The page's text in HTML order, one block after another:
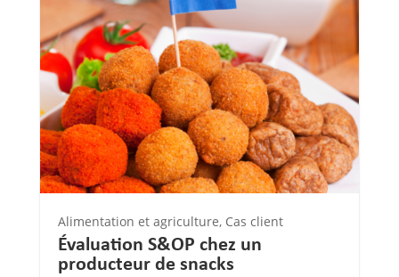
Alimentation et agriculture, Cas client
Évaluation S&OP chez un
producteur de snacks